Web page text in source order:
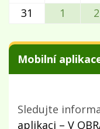
31
1 2
Mobilní
Sledujte
aplikaci – V